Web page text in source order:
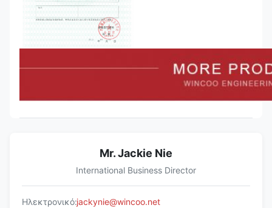
Mr. Jackie Nie
International Business Director
Ηλεκτρονικό:jackynie@wincoo.net